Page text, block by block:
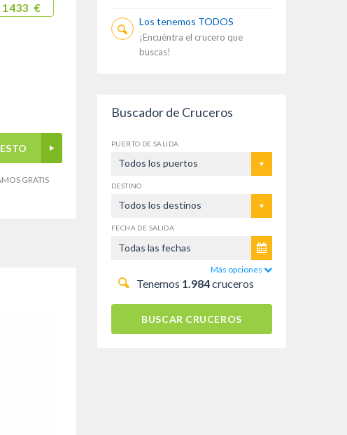
1433 €
GRATIS
Los tenemos TODOS
¡Encuéntra el crucero que
buscas!
Buscador de Cruceros
PUERTO DE SALIDA
Todos los puertos
DESTINO
Todos los destinos
FECHA DE SALIDA
Más opciones
Tenemos 1.984cruceros
BUSCAR CRUCEROS